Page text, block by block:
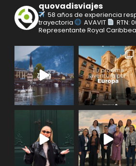
quovadisviajes
58 años de experiencia
trayectoria
AVAVIT
RTN:
Representante Royal